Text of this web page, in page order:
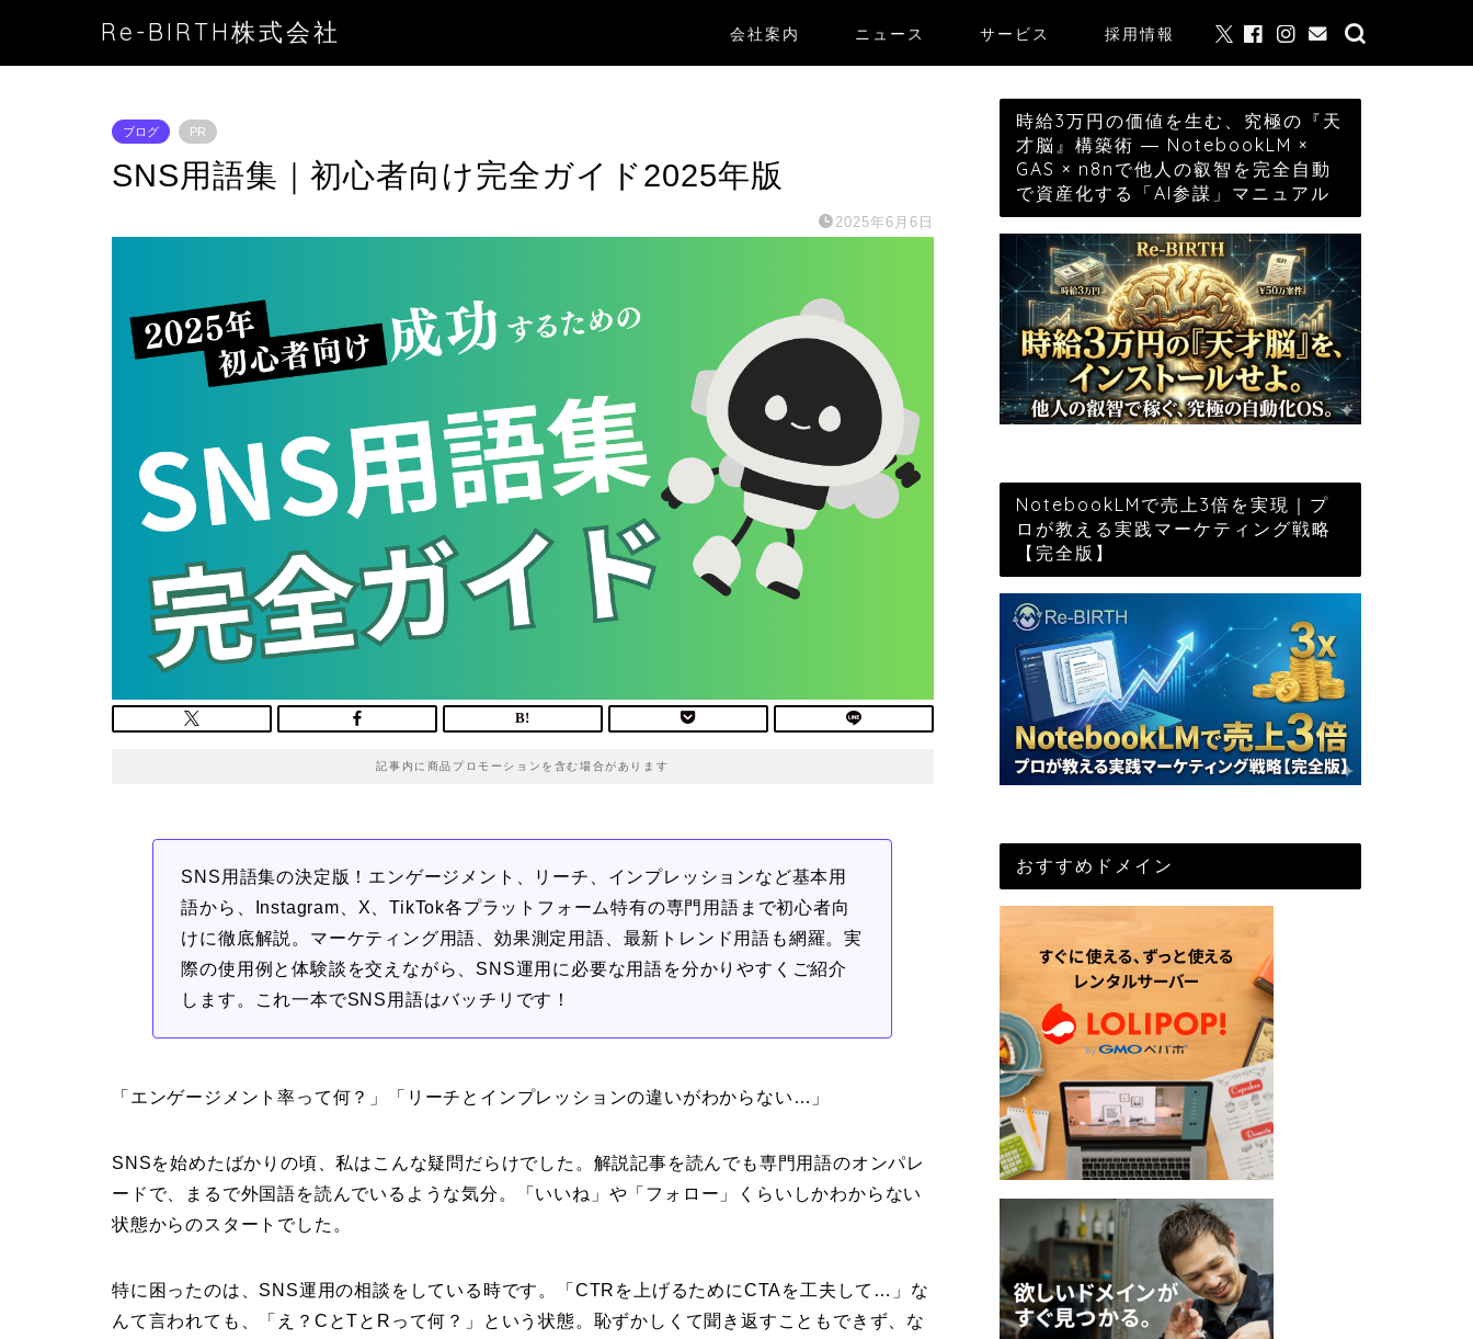
Re-BIRTH株式会社 会社案内 ニュース サービス 採用情報
ブログ PR
SNS用語集｜初心者向け完全ガイド2025年版
2025年6月6日
記事内に商品プロモーションを含む場合があります
SNS用語集の決定版！エンゲージメント、リーチ、インプレッションなど基本用
語から、Instagram、X、TikTok各プラットフォーム特有の専門用語まで初心者向
けに徹底解説。マーケティング用語、効果測定用語、最新トレンド用語も網羅。実
際の使用例と体験談を交えながら、SNS運用に必要な用語を分かりやすくご紹介
します。これ一本でSNS用語はバッチリです！
「エンゲージメント率って何？」「リーチとインプレッションの違いがわからない…」
SNSを始めたばかりの頃、私はこんな疑問だらけでした。解説記事を読んでも専門用語のオンパレ
ードで、まるで外国語を読んでいるような気分。「いいね」や「フォロー」くらいしかわからない
状態からのスタートでした。
特に困ったのは、SNS運用の相談をしている時です。「CTRを上げるためにCTAを工夫して…」な
んて言われても、「え？CとTとRって何？」という状態。恥ずかしくて聞き返すこともできず、な
時給3万円の価値を生む、究極の『天
才脳』構築術 ― NotebookLM ×
GAS × n8nで他人の叡智を完全自動
で資産化する「AI参謀」マニュアル
NotebookLMで売上3倍を実現｜プ
ロが教える実践マーケティング戦略
【完全版】
おすすめドメイン